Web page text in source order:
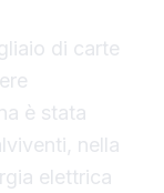
di carte
è stata
nella
elettrica